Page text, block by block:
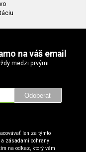
na váš email
medzi prvými
Odoberať
len za týmto
zásadami ochrany
na odkaz, ktorý vám